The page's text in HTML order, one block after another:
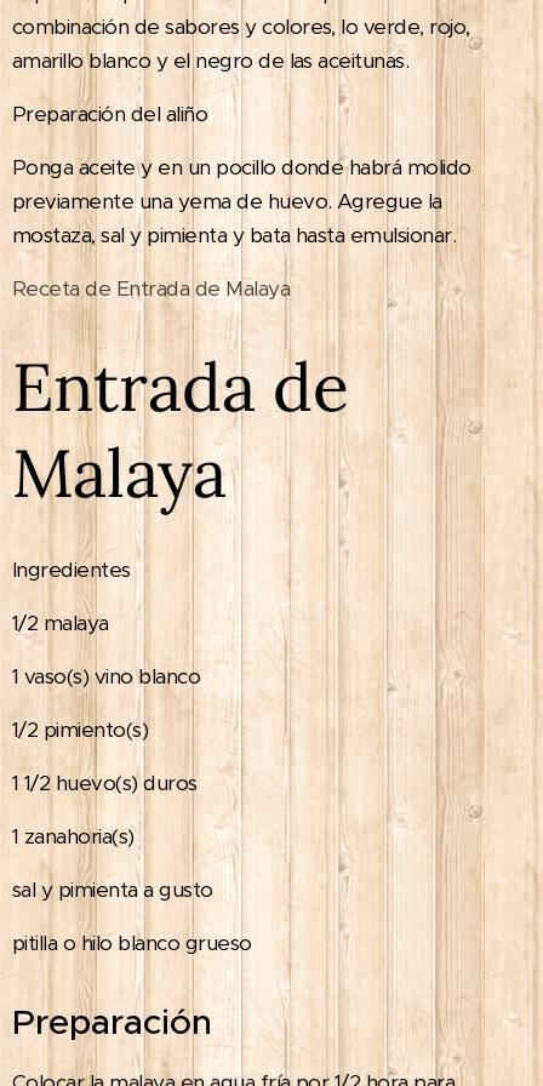
combinación de sabores y colores, lo verde, rojo,
amarillo blanco y el negro de las aceitunas.
Preparación del aliño
Ponga aceite y en un pocillo donde habrá molido
previamente una yema de huevo. Agregue la
mostaza, sal y pimienta y bata hasta emulsionar.
Receta de Entrada de Malaya
Entrada de
Malaya
Ingredientes
1/2 malaya
1 vaso(s) vino blanco
1/2 pimiento(s)
1 1/2 huevo(s) duros
1 zanahoria(s)
sal y pimienta a gusto
pitilla o hilo blanco grueso
Preparación